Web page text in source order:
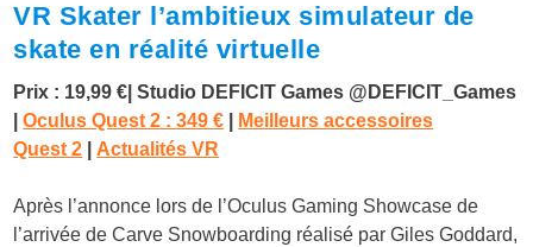
VR Skater l’ambitieux simulateur de
skate en réalité virtuelle
Prix : 19,99 €|Studio DEFICIT Games @DEFICIT_Games
Oculus Quest 2 :349 €
Meilleurs accessoires
Quest 2
Actualités VR
Après l’annonce lors de l’Oculus Gaming Showcase de
l’arrivée de Carve Snowboarding réalisé par Giles Goddard,